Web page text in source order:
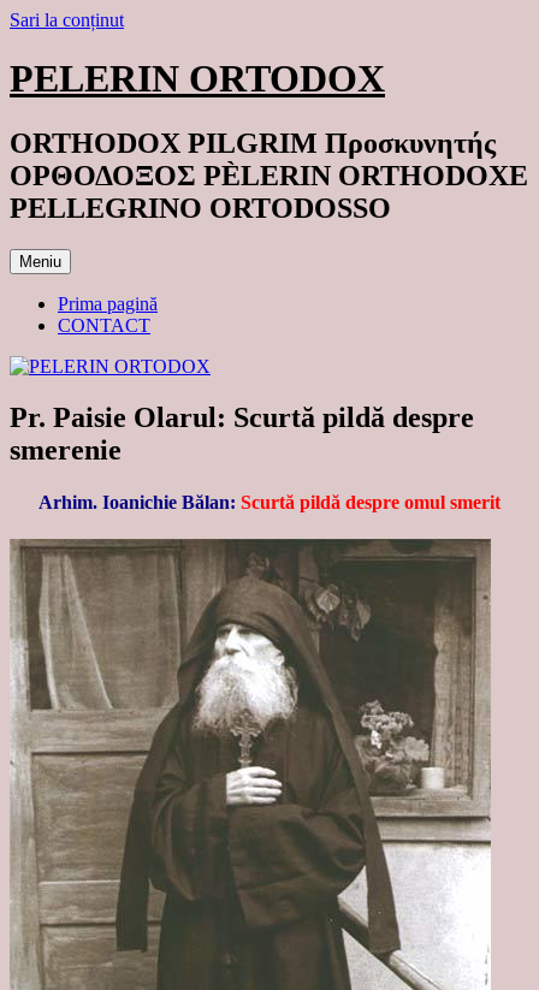
Sari la conținut
PELERIN ORTODOX
ORTHODOX PILGRIM Προσκυνητής
ΟΡΘΟΔΟΞΟΣ PÈLERIN ORTHODOXE
PELLEGRINO ORTODOSSO
Meniu
Prima pagină
CONTACT
Pr. Paisie Olarul: Scurtă pildă despre
smerenie
Arhim. Ioanichie Bălan: Scurtă pildă despre omul smerit